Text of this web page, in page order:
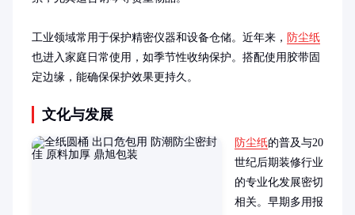
工业领域常用于保护精密仪器和设备仓储。近年来， 防尘纸
也进入家庭日常使用，如季节性收纳保护。搭配使用胶带固
定边缘，能确保保护效果更持久。
文化与发展
防尘纸的普及与20
世纪后期装修行业
的专业化发展密切
相关。早期多用报